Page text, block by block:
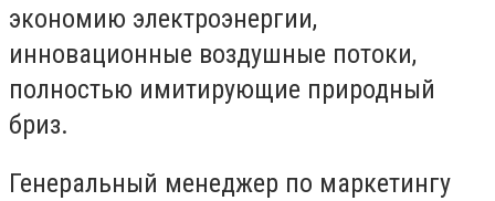
экономию электроэнергии,
инновационные воздушные потоки,
полностью имитирующие природный
бриз.
Генеральный менеджер по маркетингу